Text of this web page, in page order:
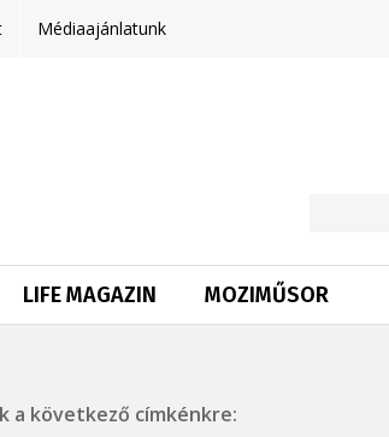
Médiaajánlatunk
LIFE MAGAZIN MOZIMŰSOR
a következő címkénkre: